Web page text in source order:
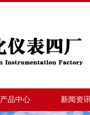
产品中心 新闻资